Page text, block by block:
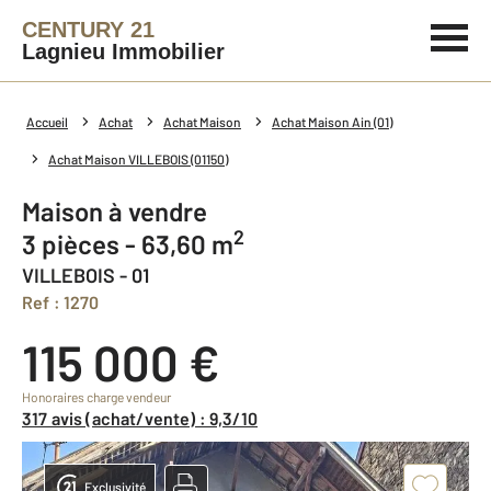
CENTURY 21
Lagnieu Immobilier
Accueil Achat Achat Maison Achat Maison Ain (01)
Achat Maison VILLEBOIS (01150)
Maison à vendre
3 pièces - 63,60 m2
VILLEBOIS - 01
Ref : 1270
115 000 €
Honoraires charge vendeur
317 avis (achat/vente) : 9,3/10
Exclusivité